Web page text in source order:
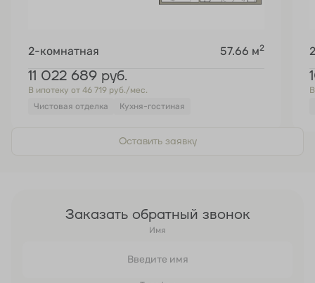
2-комнатная 57.66 м2
11 022 689 руб.
В ипотеку от 46 719 руб./мес.
Чистовая отделка
Кухня-гостиная
Оставить заявку
Заказать обратный звонок
Имя